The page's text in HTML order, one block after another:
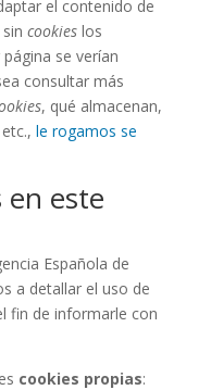
el contenido de
cookieslos
se verían
consultar más
, qué almacenan,
le rogamos se
en este
Española de
a detallar el uso de
fin de informarle con
cookies propias: